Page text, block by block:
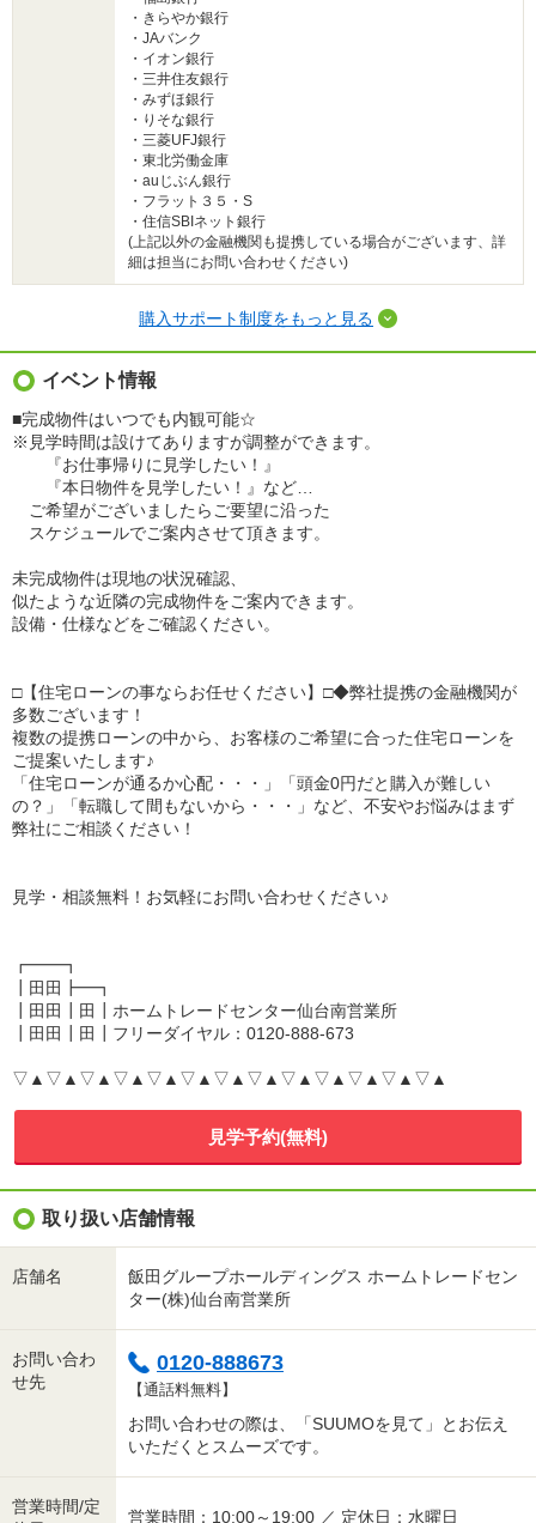
・きらやか銀行
・JAバンク
・イオン銀行
・三井住友銀行
・みずほ銀行
・りそな銀行
・三菱UFJ銀行
・東北労働金庫
・auじぶん銀行
・フラット３５・S
・住信SBIネット銀行
(上記以外の金融機関も提携している場合がございます、詳
細は担当にお問い合わせください)
購入サポート制度をもっと見る
イベント情報
■完成物件はいつでも内観可能☆
※見学時間は設けてありますが調整ができます。
『お仕事帰りに見学したい！』
『本日物件を見学したい！』など…
ご希望がございましたらご要望に沿った
スケジュールでご案内させて頂きます。
未完成物件は現地の状況確認、
似たような近隣の完成物件をご案内できます。
設備・仕様などをご確認ください。
□【住宅ローンの事ならお任せください】□◆弊社提携の金融機関が
多数ございます！
複数の提携ローンの中から、お客様のご希望に合った住宅ローンを
ご提案いたします♪
「住宅ローンが通るか心配・・・」「頭金0円だと購入が難しい
の？」「転職して間もないから・・・」など、不安やお悩みはまず
弊社にご相談ください！
見学・相談無料！お気軽にお問い合わせください♪
┏━━┓
┃田田┣━┓
┃田田┃田┃ホームトレードセンター仙台南営業所
┃田田┃田┃フリーダイヤル：0120-888-673
▽▲▽▲▽▲▽▲▽▲▽▲▽▲▽▲▽▲▽▲▽▲▽▲▽▲
見学予約(無料)
取り扱い店舗情報
店舗名
飯田グループホールディングス ホームトレードセン
ター(株)仙台南営業所
お問い合わ
せ先
0120-888673
【通話料無料】
お問い合わせの際は、「SUUMOを見て」とお伝え
いただくとスムーズです。
営業時間/定
営業時間：10:00～19:00 ／ 定休日：水曜日